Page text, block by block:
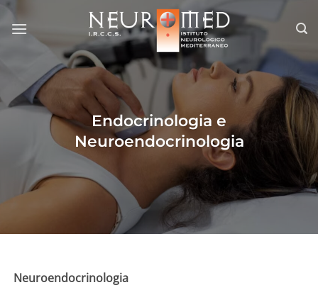
Salta
contenuti
Endocrinologia e
Neuroendocrinologia
Neuroendocrinologia